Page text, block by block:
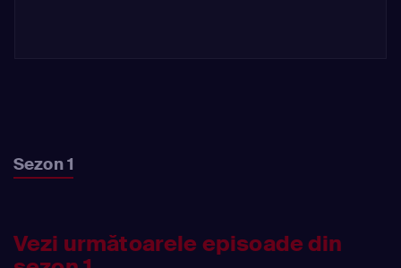
Sezon 1
Vezi următoarele episoade din